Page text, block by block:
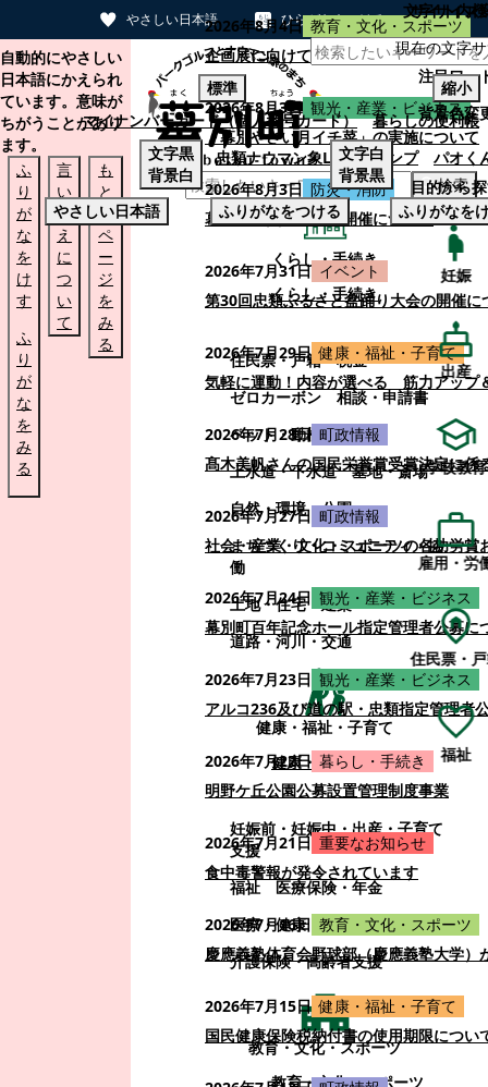
やさしい日本語 ひらがなをつける
本文へスキップする
自動的にやさしい
日本語にかえられ
ています。意味が
ちがうことがあり
ます。
ふ
り
が
な
を
け
す
ふ
り
が
な
を
み
る
言
い
替
え
に
つ
い
て
も
と
の
ペ
ー
ジ
を
み
る
検索
くらし・手続き
くらし・手続き
住民票・戸籍
税金
ゼロカーボン
相談・申請書
ペット・動植物
ごみ
上水道・下水道
墓地・斎場
自然・環境・公園
まちづくり・コミュニティ・協
働
土地・住宅・建築
道路・河川・交通
健康・福祉・子育て
健康・福祉・子育て
妊娠前・妊娠中・出産・子育て
支援
福祉
医療保険・年金
医療・健康
介護保険・高齢者支援
教育・文化・スポーツ
教育・文化・スポーツ
2026年8月4日 教育・文化・スポーツ
企画展に向けて：安東ウメ子さんとの思
2026年8月3日 観光・産業・ビジネス
「幕別やさい月イチ菜」の実施について
2026年8月3日 防災・消防
幕別町防災フェアの開催について
2026年7月31日 イベント
第30回忠類ふるさと盆踊り大会の開催に
2026年7月29日 健康・福祉・子育て
気軽に運動！内容が選べる 筋力アップ
2026年7月28日 町政情報
髙木美帆さんの国民栄誉賞受賞決定に係
2026年7月27日 町政情報
社会・産業・文化・スポーツの各功労
2026年7月24日 観光・産業・ビジネス
幕別町百年記念ホール指定管理者公募に
2026年7月23日 観光・産業・ビジネス
アルコ236及び道の駅・忠類指定管理者
2026年7月22日 暮らし・手続き
明野ケ丘公園公募設置管理制度事業
2026年7月21日 重要なお知らせ
食中毒警報が発令されています
2026年7月16日 教育・文化・スポーツ
慶應義塾体育会野球部（慶應義塾大学）
2026年7月15日 健康・福祉・子育て
国民健康保険税納付書の使用期限につい
サイト内
注目ワー
マイナンバーカード（個人番号カード）
暮らしの便利帳
忠類ナウマン象LINEスタンプ
パオく
目的から
妊娠
出産
学校教育
雇用・労
住民票・
福祉
文字サイズ
現在の文字
標準
縮小
背景色変
文字黒
背景白
文字白
背景黒
やさしい日本語
ふりがなをつける ふりがなを